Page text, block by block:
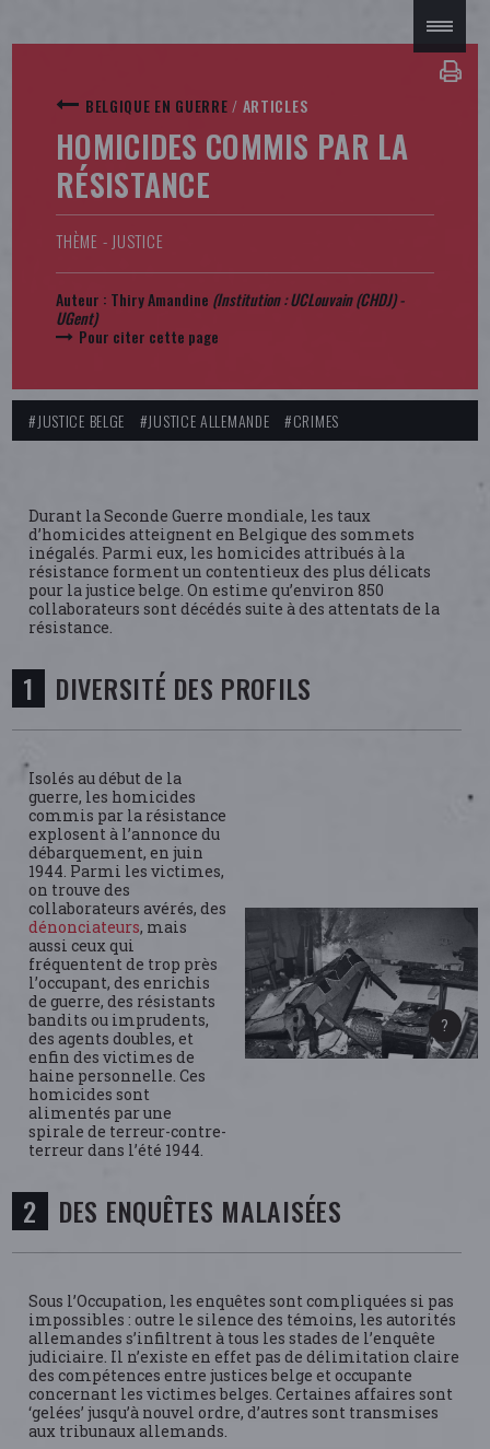
BELGIQUE EN GUERRE / ARTICLES
HOMICIDES COMMIS PAR LA
RÉSISTANCE
THÈME - JUSTICE
Auteur : Thiry Amandine (Institution :UCLouvain (CHDJ) -
UGent)
Pour citer cette page
#JUSTICE BELGE #JUSTICE ALLEMANDE #CRIMES
Durant la Seconde Guerre mondiale, les taux
d’homicides atteignent en Belgique des sommets
inégalés. Parmi eux, les homicides attribués à la
résistance forment un contentieux des plus délicats
pour la justice belge. On estime qu’environ 850
collaborateurs sont décédés suite à des attentats de la
résistance.
DIVERSITÉ DES PROFILS
Isolés au début de la
guerre, les homicides
commis par la résistance
explosent à l’annonce du
débarquement, en juin
1944. Parmi les victimes,
on trouve des
collaborateurs avérés, des
dénonciateurs, mais
aussi ceux qui
fréquentent de trop près
l’occupant, des enrichis
de guerre, des résistants
bandits ou imprudents,
des agents doubles, et
enfin des victimes de
haine personnelle. Ces
homicides sont
alimentés par une
spirale de terreur-contre-
terreur dans l’été 1944.
DES ENQUÊTES MALAISÉES
Sous l’Occupation, les enquêtes sont compliquées si pas
impossibles : outre le silence des témoins, les autorités
allemandes s’infiltrent à tous les stades de l’enquête
judiciaire. Il n’existe en effet pas de délimitation claire
des compétences entre justices belge et occupante
concernant les victimes belges. Certaines affaires sont
‘gelées’ jusqu’à nouvel ordre, d’autres sont transmises
aux tribunaux allemands.